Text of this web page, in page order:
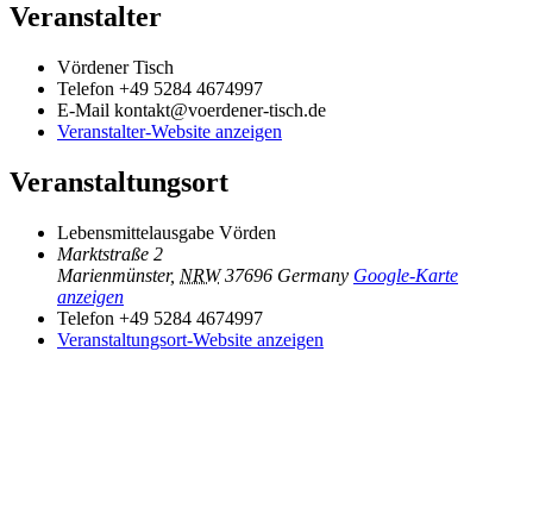
Veranstalter
Vördener Tisch
Telefon +49 5284 4674997
E-Mail kontakt@voerdener-tisch.de
Veranstalter-Website anzeigen
Veranstaltungsort
Lebensmittelausgabe Vörden
Marktstraße 2
Marienmünster, NRW 37696 Germany Google-Karte
anzeigen
Telefon +49 5284 4674997
Veranstaltungsort-Website anzeigen